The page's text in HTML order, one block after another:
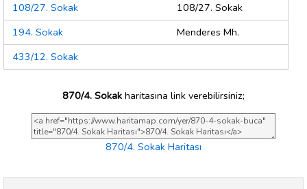
108/27. Sokak
108/27. Sokak
194. Sokak
Menderes Mh.
433/12. Sokak
870/4. Sokak haritasına link verebilirsiniz;
870/4. Sokak Haritası